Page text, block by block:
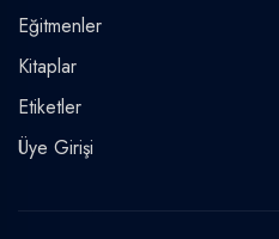
Eğitmenler
Kitaplar
Etiketler
Üye Girişi